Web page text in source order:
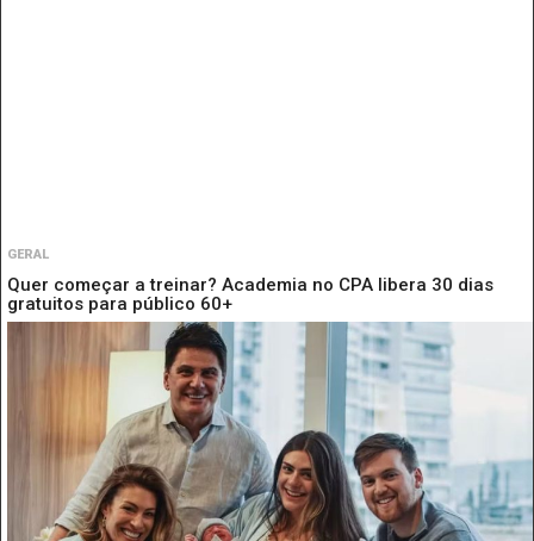
GERAL
Quer começar a treinar? Academia no CPA libera 30 dias
gratuitos para público 60+